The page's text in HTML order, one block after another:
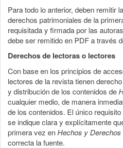
Para todo lo anterior, deben remitir
derechos patrimoniales de la
requisitada y firmada por las
debe ser remitido en PDF a través
Derechos de lectoras o lectores
Con base en los principios de
lectores de la revista tienen
y distribución de los contenidos de
cualquier medio, de manera
de los contenidos. El único
se indique clara y explícitamente
primera vez enHechos y Derechos
correcta la fuente.